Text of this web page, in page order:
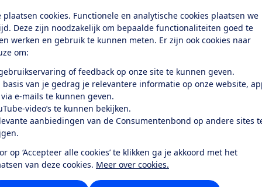
plaatsen cookies. Functionele en analytische cookies plaatsen we
Deze zijn noodzakelijk om bepaalde functionaliteiten goed te
werken en gebruik te kunnen meten. Er zijn ook cookies naar
om:
of feedback op onze site te kunnen geven.
basis van je gedrag je relevantere informatie op onze website,
e-mails te kunnen geven.
video’s te kunnen bekijken.
aanbiedingen van de Consumentenbond op andere sites
op ‘Accepteer alle cookies’ te klikken ga je akkoord met het
van deze cookies. Meer over cookies.
toegang tot deze test?
Al lid? Log in
dit product